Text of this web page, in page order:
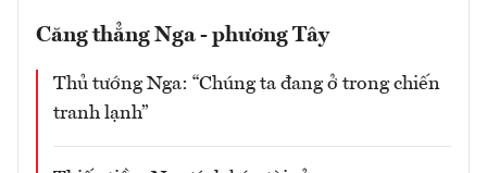
Căng thẳng Nga - phương Tây
Thủ tướng Nga: “Chúng ta đang ở trong chiến
tranh lạnh”